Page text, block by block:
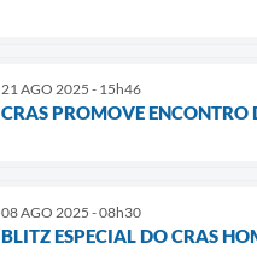
21 AGO 2025 - 15h46
CRAS PROMOVE ENCONTRO
08 AGO 2025 - 08h30
BLITZ ESPECIAL DO CRAS